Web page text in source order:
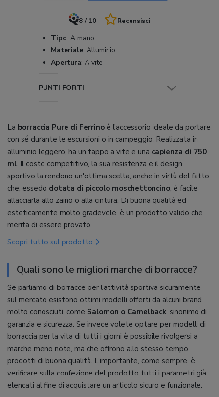
8 / 10 Recensisci
Tipo: A mano
Materiale: Alluminio
Apertura: A vite
PUNTI FORTI
La borraccia Pure di Ferrino è l'accessorio ideale da portare
con sé durante le escursioni o in campeggio. Realizzata in
alluminio leggero, ha un tappo a vite e una capienza di 750
ml. Il costo competitivo, la sua resistenza e il design
sportivo la rendono un'ottima scelta, anche in virtù del fatto
che, essedo dotata di piccolo moschettoncino, è facile
allacciarla allo zaino o alla cintura. Di buona qualità ed
esteticamente molto gradevole, è un prodotto valido che
merita di essere provato.
Scopri tutto sul prodotto
Quali sono le migliori marche di borracce?
Se parliamo di borracce per l’attività sportiva sicuramente
sul mercato esistono ottimi modelli offerti da alcuni brand
molto conosciuti, come Salomon o Camelback, sinonimo di
garanzia e sicurezza. Se invece volete optare per modelli di
borraccia per la vita di tutti i giorni è possibile rivolgersi a
marche meno note, ma che offrono allo stesso tempo
prodotti di buona qualità. L’importante, come sempre, è
verificare sulla confezione del prodotto tutti i parametri già
elencati al fine di acquistare un articolo sicuro e funzionale.